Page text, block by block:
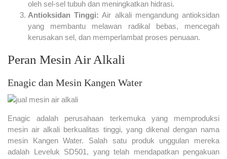
oleh sel-sel tubuh dan meningkatkan hidrasi.
Antioksidan Tinggi: Air alkali mengandung antioksidan
yang membantu melawan radikal bebas, mencegah
kerusakan sel, dan memperlambat proses penuaan.
Peran Mesin Air Alkali
Enagic dan Mesin Kangen Water
Enagic adalah perusahaan terkemuka yang memproduksi
mesin air alkali berkualitas tinggi, yang dikenal dengan nama
mesin Kangen Water. Salah satu produk unggulan mereka
adalah Leveluk SD501, yang telah mendapatkan pengakuan